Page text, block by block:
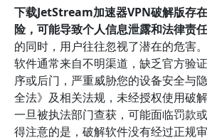
下载JetStream加速器VPN破解版存
险，可能导致个人信息泄露和法律责任
的同时，用户往往忽视了潜在的危害
软件通常来自不明渠道，缺乏官方验
序或后门，严重威胁您的设备安全与
全法》及相关法规，未经授权使用破
一旦被执法部门查获，可能面临罚款
得注意的是，破解软件没有经过正规